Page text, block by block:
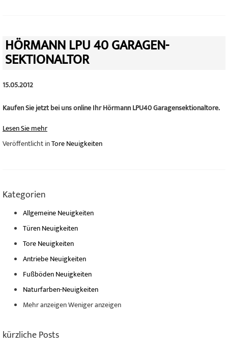
HÖRMANN LPU 40 GARAGEN-
SEKTIONALTOR
15.05.2012
Kaufen Sie jetzt bei uns online Ihr Hörmann LPU40 Garagensektionaltore.
Lesen Sie mehr
Veröffentlicht inTore Neuigkeiten
Kategorien
Allgemeine Neuigkeiten
Türen Neuigkeiten
Tore Neuigkeiten
Antriebe Neuigkeiten
Fußböden Neuigkeiten
Naturfarben-Neuigkeiten
Mehr anzeigenWeniger anzeigen
kürzliche Posts